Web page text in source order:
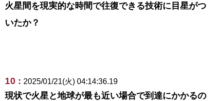
火星間を現実的な時間で往復できる技術に目星がつ
いたか？
10 : 2025/01/21(火) 04:14:36.19
現状で火星と地球が最も近い場合で到達にかかるの